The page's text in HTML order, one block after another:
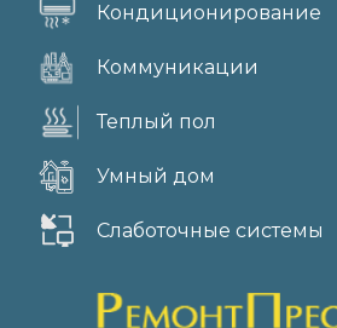
Кондиционирование
Коммуникации
Теплый пол
Умный дом
Слаботочные системы